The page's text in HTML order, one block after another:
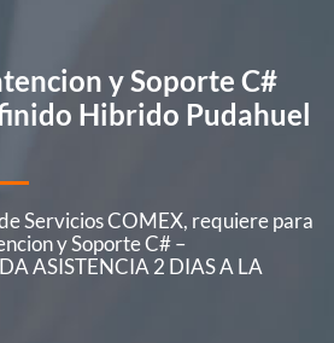
y Soporte C#
Hibrido Pudahuel
Servicios COMEX, requiere para
y Soporte C# –
ASISTENCIA 2 DIAS A LA